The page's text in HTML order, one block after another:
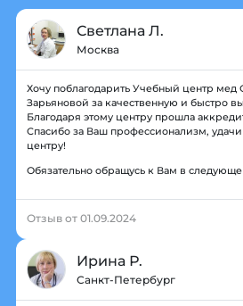
Светлана Л.
Москва
Хочу поблагодарить Учебный центр
Зарьяновой за качественную и быстро
Благодаря этому центру прошла
Спасибо за Ваш профессионализм,
центру!
Обязательно обращусь к Вам в
Отзыв от 01.09.2024
Ирина Р.
Санкт-Петербург